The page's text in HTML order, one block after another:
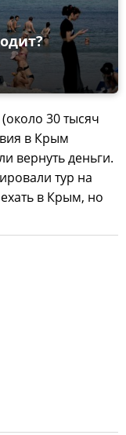
30 тысяч
в Крым
вернуть деньги.
тур на
в Крым, но